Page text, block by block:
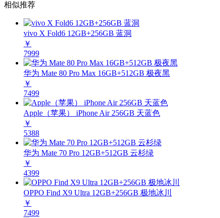
相似推荐
vivo X Fold6 12GB+256GB 蓝洞
￥
7999
华为 Mate 80 Pro Max 16GB+512GB 极夜黑
￥
7499
Apple（苹果） iPhone Air 256GB 天蓝色
￥
5388
华为 Mate 70 Pro 12GB+512GB 云杉绿
￥
4399
OPPO Find X9 Ultra 12GB+256GB 极地冰川
￥
7499